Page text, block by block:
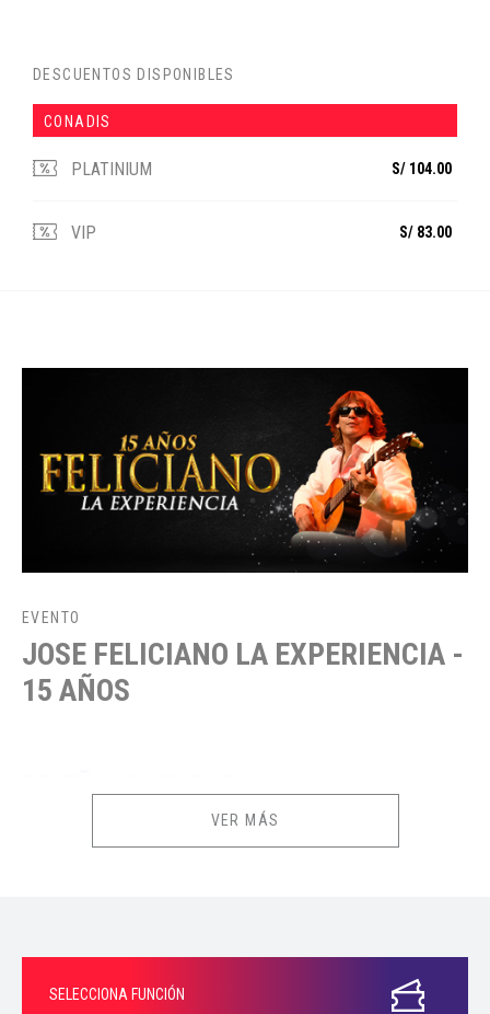
DESCUENTOS DISPONIBLES
CONADIS
PLATINIUM S/ 104.00
VIP S/ 83.00
EVENTO
JOSE FELICIANO LA EXPERIENCIA -
15 AÑOS
VER MÁS
SELECCIONA FUNCIÓN